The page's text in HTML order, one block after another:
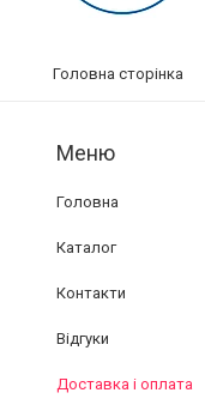
Головна сторінка
Головна
Каталог
Контакти
Відгуки
Доставка і оплата